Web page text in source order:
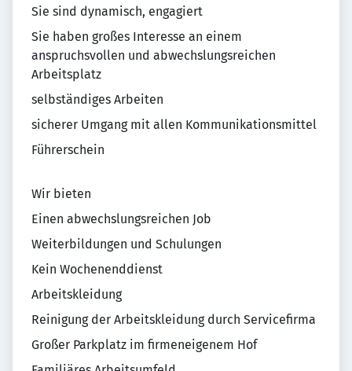
Sie sind dynamisch, engagiert
Sie haben großes Interesse an einem
anspruchsvollen und abwechslungsreichen
Arbeitsplatz
selbständiges Arbeiten
sicherer Umgang mit allen Kommunikationsmittel
Führerschein
Wir bieten
Einen abwechslungsreichen Job
Weiterbildungen und Schulungen
Kein Wochenenddienst
Arbeitskleidung
Reinigung der Arbeitskleidung durch Servicefirma
Großer Parkplatz im firmeneigenem Hof